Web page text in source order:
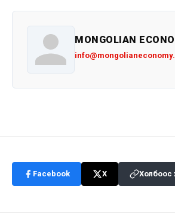
MONGOLIAN
Facebook X Холбоос